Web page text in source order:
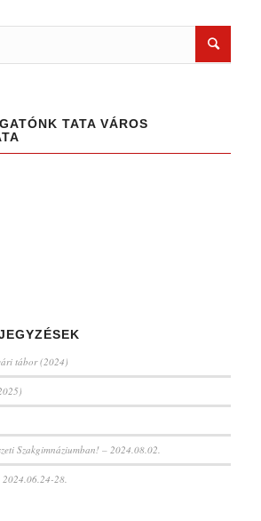
TATA VÁROS
tábor (2024)
Szakgimnáziumban! – 2024.08.02.
28.